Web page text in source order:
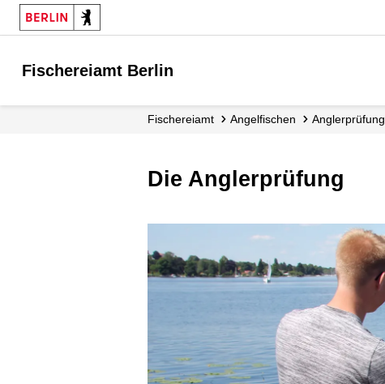
Fischereiamt Berlin
Fischereiamt Angelfischen Anglerprüfung
Die Anglerprüfung